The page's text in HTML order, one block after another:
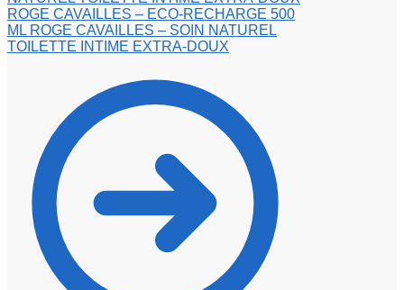
ROGE CAVAILLES – ECO-RECHARGE 500
ML ROGE CAVAILLES – SOIN NATUREL
TOILETTE INTIME EXTRA-DOUX